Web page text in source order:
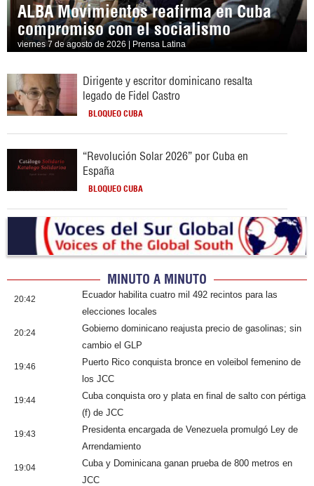
ALBA Movimientos reafirma en Cuba
compromiso con el socialismo
viernes 7 de agosto de 2026 | Prensa Latina
Dirigente y escritor dominicano resalta
legado de Fidel Castro
BLOQUEO CUBA
“Revolución Solar 2026” por Cuba en
España
BLOQUEO CUBA
MINUTO A MINUTO
20:42
Ecuador habilita cuatro mil 492 recintos para las
elecciones locales
20:24
Gobierno dominicano reajusta precio de gasolinas; sin
cambio el GLP
19:46
Puerto Rico conquista bronce en voleibol femenino de
los JCC
19:44
Cuba conquista oro y plata en final de salto con pértiga
(f) de JCC
19:43
Presidenta encargada de Venezuela promulgó Ley de
Arrendamiento
19:04
Cuba y Dominicana ganan prueba de 800 metros en
JCC